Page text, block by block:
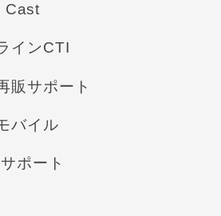
Cast
インCTI
販サポート
バイル
ポート